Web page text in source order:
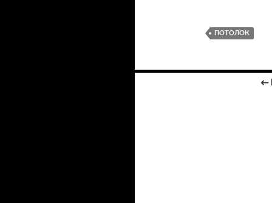
ПОТОЛОК
←